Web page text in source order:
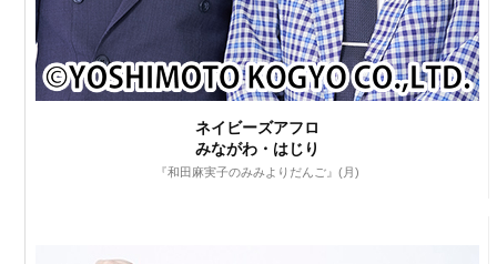
ネイビーズアフロ
みながわ・はじり
『和田麻実子のみみよりだんご』(月)